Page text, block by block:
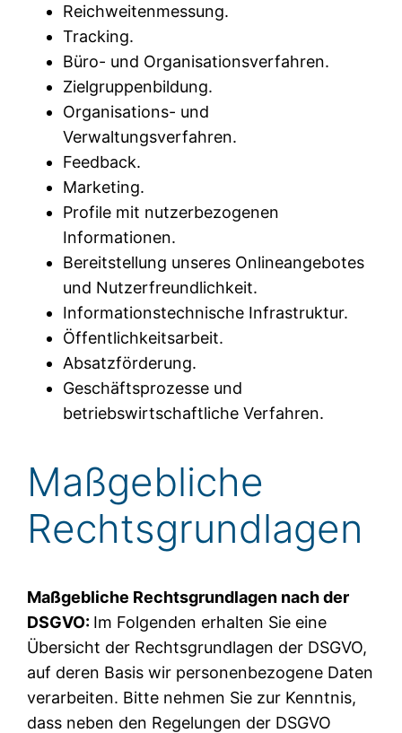
Reichweitenmessung.
Tracking.
Büro- und Organisationsverfahren.
Zielgruppenbildung.
Organisations- und
Verwaltungsverfahren.
Feedback.
Marketing.
Profile mit nutzerbezogenen
Informationen.
Bereitstellung unseres Onlineangebotes
und Nutzerfreundlichkeit.
Informationstechnische Infrastruktur.
Öffentlichkeitsarbeit.
Absatzförderung.
Geschäftsprozesse und
betriebswirtschaftliche Verfahren.
Maßgebliche
Rechtsgrundlagen
Maßgebliche Rechtsgrundlagen nach der
DSGVO: Im Folgenden erhalten Sie eine
Übersicht der Rechtsgrundlagen der DSGVO,
auf deren Basis wir personenbezogene Daten
verarbeiten. Bitte nehmen Sie zur Kenntnis,
dass neben den Regelungen der DSGVO